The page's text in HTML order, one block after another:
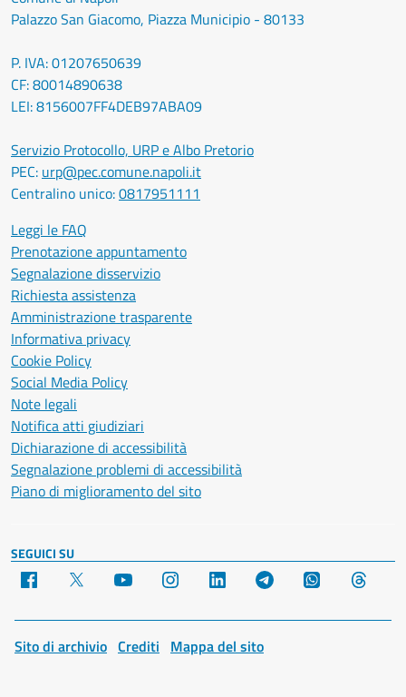
Palazzo San Giacomo, Piazza Municipio - 80133
P. IVA: 01207650639
CF: 80014890638
LEI: 8156007FF4DEB97ABA09
Servizio Protocollo, URP e Albo Pretorio
PEC: urp@pec.comune.napoli.it
Centralino unico:0817951111
Leggi le FAQ
Prenotazione appuntamento
Segnalazione disservizio
Richiesta assistenza
Amministrazione trasparente
Informativa privacy
Cookie Policy
Social Media Policy
Note legali
Notifica atti giudiziari
Dichiarazione di accessibilità
Segnalazione problemi di accessibilità
Piano di miglioramento del sito
SEGUICI SU
Facebook YouTube Instagram LinkedIn Telegram WhatsApp
Sito di archivio Crediti Mappa del sito